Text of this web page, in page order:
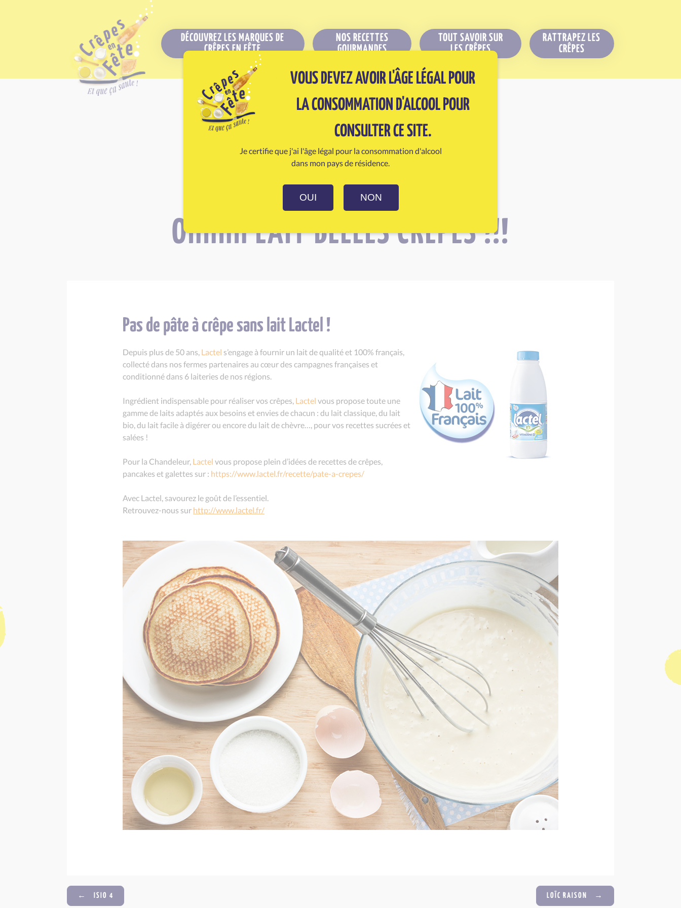
DÉCOUVREZ LES MARQUES DE
CRÊPES EN FÊTE
NOS RECETTES
GOURMANDES
TOUT SAVOIR SUR
LES CRÊPES
RATTRAPEZ LES
CRÊPES
OHHHH LAIT BELLES CRÊPES !!!
Pas de pâte à crêpe sans lait Lactel !
Depuis plus de 50 ans, Lactel s’engage à fournir un lait de qualité et 100% français,
collecté dans nos fermes partenaires au cœur des campagnes françaises et
conditionné dans 6 laiteries de nos régions.
Ingrédient indispensable pour réaliser vos crêpes, Lactel vous propose toute une
gamme de laits adaptés aux besoins et envies de chacun : du lait classique, du lait
bio, du lait facile à digérer ou encore du lait de chèvre…, pour vos recettes sucrées et
salées !
Pour la Chandeleur, Lactel vous propose plein d’idées de recettes de crêpes,
pancakes et galettes sur : https://www.lactel.fr/recette/pate-a-crepes/
Avec Lactel, savourez le goût de l’essentiel.
Retrouvez-nous sur http://www.lactel.fr/
← ISIO 4 LOÏC RAISON →
VOUS DEVEZ AVOIR L'ÂGE LÉGAL POUR
LA CONSOMMATION D'ALCOOL POUR
CONSULTER CE SITE.
Je certifie que j'ai l'âge légal pour la consommation d'alcool
dans mon pays de résidence.
NON